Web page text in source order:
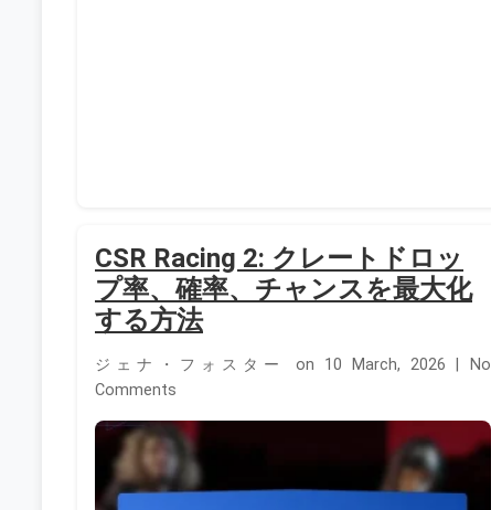
CSR Racing 2: クレートドロッ
プ率、確率、チャンスを最大化
する方法
ジェナ・フォスター on 10 March, 2026 | No
Comments